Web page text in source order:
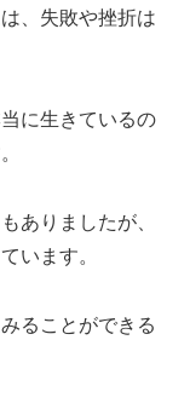
、失敗や挫折は
に生きているの
ありましたが、
います。
ることができる